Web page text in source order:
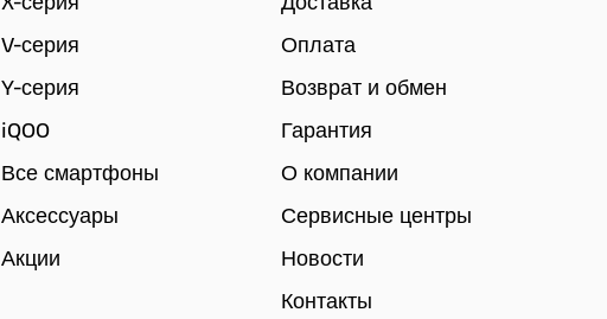
V-серия
Y-серия
iQOO
Все смартфоны
Аксессуары
Акции
Оплата
Возврат и обмен
Гарантия
О компании
Сервисные центры
Новости
Контакты